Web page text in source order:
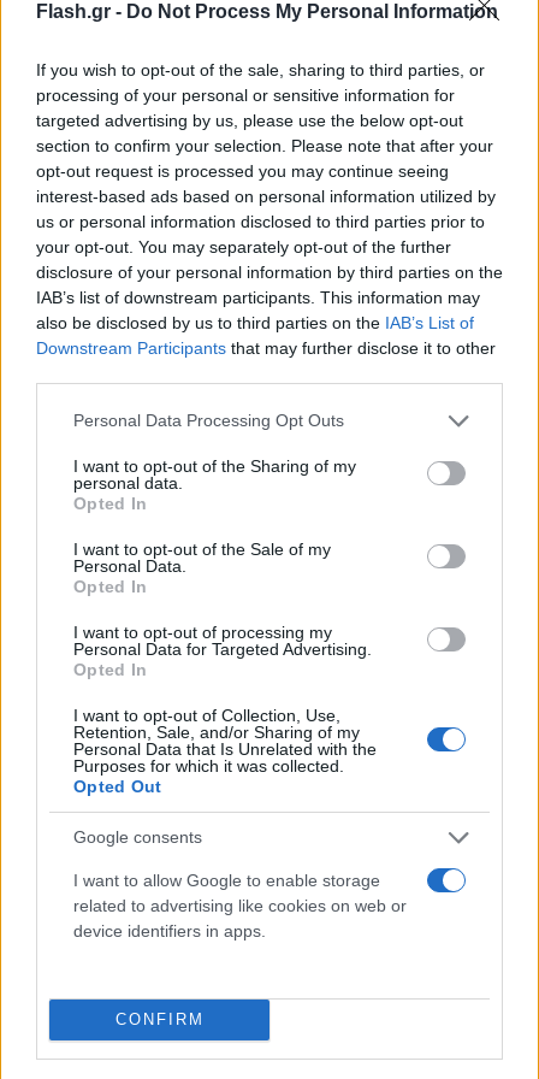
Flash.gr - Do Not Process My Personal Information
If you wish to opt-out of the sale, sharing to third parties, or
processing of your personal or sensitive information for
targeted advertising by us, please use the below opt-out
section to confirm your selection. Please note that after your
opt-out request is processed you may continue seeing
interest-based ads based on personal information utilized by
us or personal information disclosed to third parties prior to
your opt-out. You may separately opt-out of the further
disclosure of your personal information by third parties on the
IAB’s list of downstream participants. This information may
also be disclosed by us to third parties on the IAB’s List of
Downstream Participants that may further disclose it to other
Please note that this website/app uses one or more Google
not limited to your visit or usage behaviour. You may click to
grant or deny consent to Google and its third-party tags to
use your data for below specified purposes in below Google
consent section.
Personal Data Processing Opt Outs
I want to opt-out of the Sharing of my
personal data.
Opted In
I want to opt-out of the Sale of my
Personal Data.
Opted In
I want to opt-out of processing my
Personal Data for Targeted Advertising.
Opted In
I want to opt-out of Collection, Use,
Retention, Sale, and/or Sharing of my
Personal Data that Is Unrelated with the
Purposes for which it was collected.
Opted Out
Google consents
I want to allow Google to enable storage
related to advertising like cookies on web or
device identifiers in apps.
CONFIRM
ανατολικά 6 και πρόσκαιρα το πρωί 7 μποφόρ.
Θερμοκρασία: Από 23 έως 36 βαθμούς Κελσίου. Στα
ανατολικά η θερμοκρασία θα είναι 2 με 4 βαθμούς
χαμηλότερη.
ΘΕΣΣΑΛΟΝΙΚΗ
Καιρός: Γενικά αίθριος.
Ανεμοι: Μεταβλητοί 3 με 4 μποφόρ.
Θερμοκρασία: Από 22 έως 36 βαθμούς Κελσίου.
Καιρός στην υπόλοιπη Ελλάδα
ΜΑΚΕΔΟΝΙΑ, ΘΡΑΚΗ
μεσημβρινές και απογευματινές ώρες κυρίως στα
Ανεμοι: Μεταβλητοί 3 με 4, στα ανατολικά βόρειοι
βορειοανατολικοί 4 με 6 και στα ανατολικά
θαλάσσια τοπικά έως 7 μποφόρ.
κεντρική Μακεδονία 37 με 38 βαθμούς Κελσίου. Στη
δυτική Μακεδονία 2 με 3 βαθμούς χαμηλότερη.